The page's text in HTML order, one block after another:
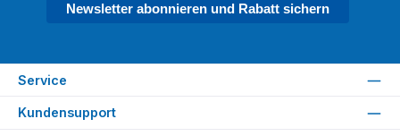
Newsletter abonnieren und Rabatt sichern
Service
Kundensupport